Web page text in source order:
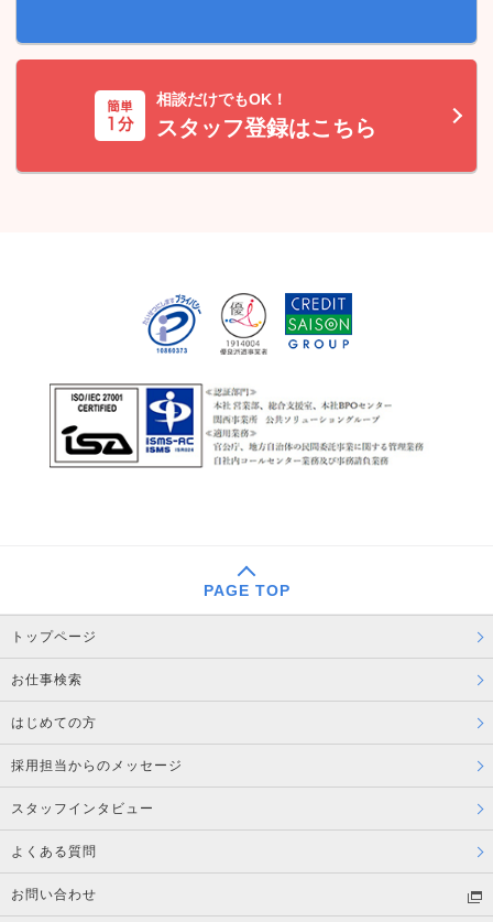
相談だけでもOK！
スタッフ登録はこちら
PAGE TOP
トップページ
お仕事検索
はじめての方
採用担当からのメッセージ
スタッフインタビュー
よくある質問
お問い合わせ